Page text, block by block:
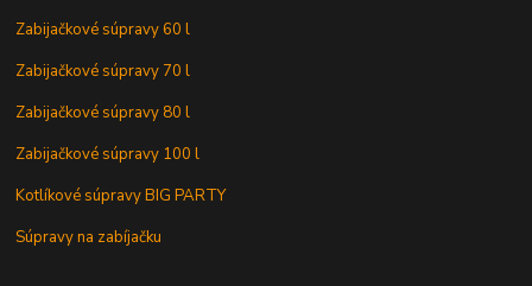
Zabijačkové súpravy 60 l
Zabijačkové súpravy 70 l
Zabijačkové súpravy 80 l
Zabijačkové súpravy 100 l
Kotlíkové súpravy BIG PARTY
Súpravy na zabíjačku